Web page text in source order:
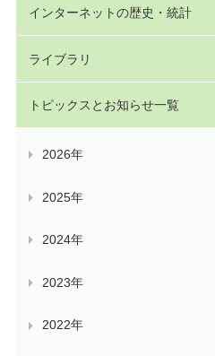
インターネットの歴史・統計
ライブラリ
トピックスとお知らせ一覧
2026年
2025年
2024年
2023年
2022年